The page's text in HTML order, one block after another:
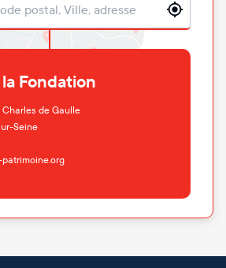
Fondation
Charles de Gaulle
Seine